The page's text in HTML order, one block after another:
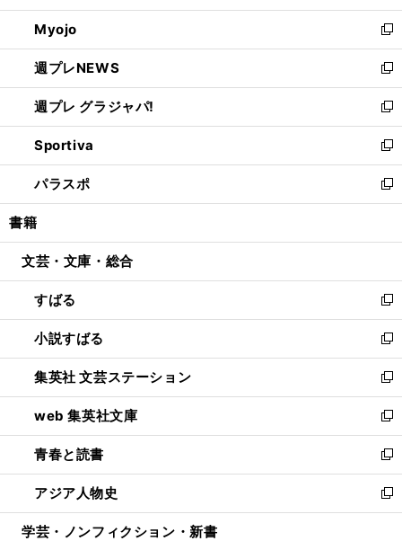
開
く
ウ
で
開
く
ン
ド
ウ
で
開
く
ウ
ィ
ン
ド
ウ
で
開
く
Myojo
新
し
い
ウ
ィ
ン
ド
ウ
で
開
週プレNEWS
新
し
い
ウ
ィ
ン
ド
ウ
開
週プレ グラジャパ!
新
し
い
ウ
ィ
ン
ウ
開
く
Sportiva
新
し
い
ウ
ン
ウ
で
開
く
パラスポ
新
し
ウ
ン
ド
ウ
で
開
く
書籍
文芸・文庫・総合
すばる
新
し
い
ウ
ィ
ン
ド
ウ
で
開
く
小説すばる
新
し
い
ウ
ィ
ン
ド
ウ
で
開
集英社 文芸ステーション
新
し
い
ウ
ィ
ン
ド
ウ
web 集英社文庫
新
し
い
ウ
ィ
ン
青春と読書
新
し
い
ウ
アジア人物史
新
し
学芸・ノンフィクション・新書